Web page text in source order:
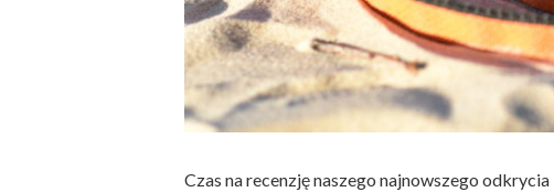
Czas na recenzję naszego najnowszego